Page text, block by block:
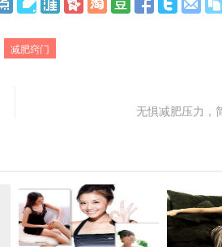
减肥窍门
无惧减肥压力，